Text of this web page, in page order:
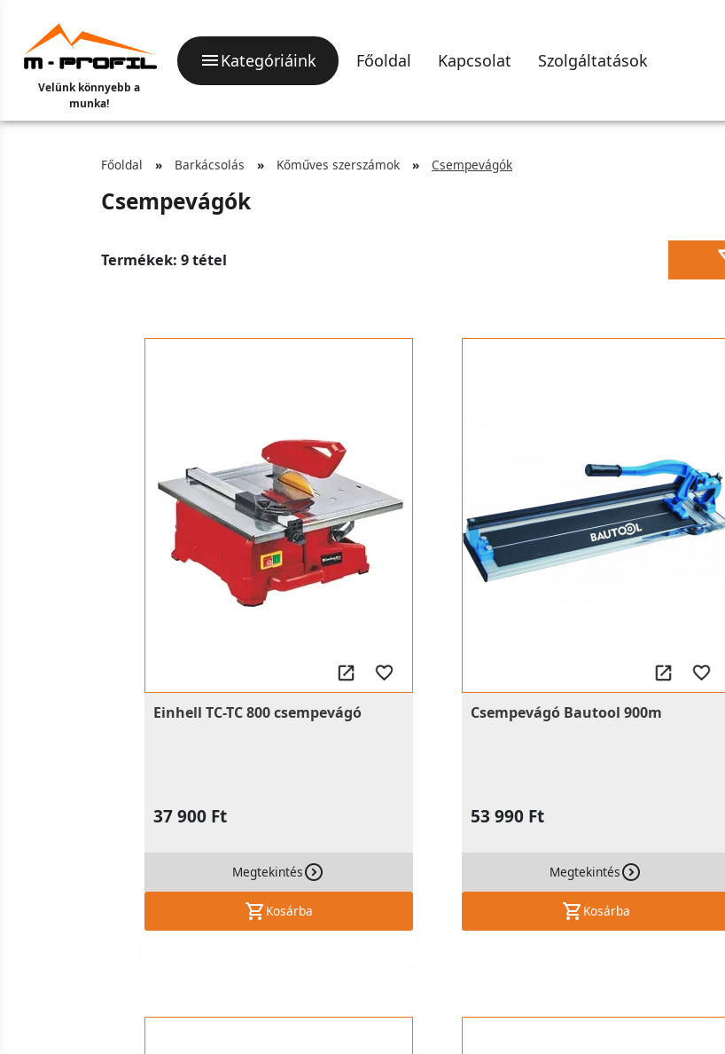
Velünk könnyebb a
munka!
Kategóriáink Főoldal Kapcsolat Szolgáltatások
Főoldal Barkácsolás Kőműves szerszámok Csempevágók
Csempevágók
Termékek: 9 tétel
Einhell TC-TC 800 csempevágó
37 900 Ft
Megtekintés
Kosárba
Csempevágó Bautool 900m
53 990 Ft
Megtekintés
Kosárba